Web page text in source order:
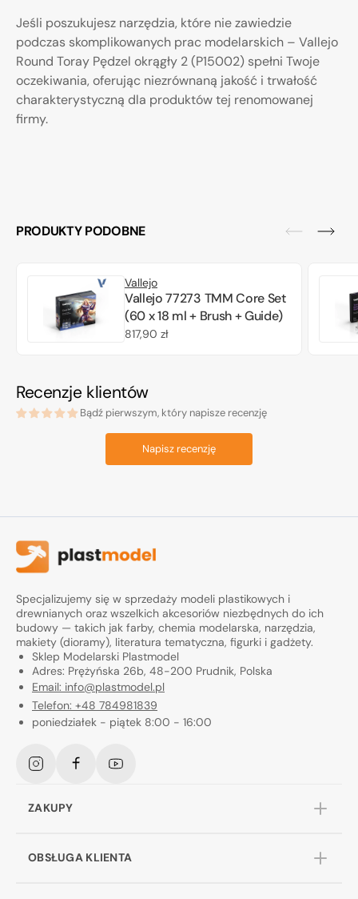
Jeśli poszukujesz narzędzia, które nie zawiedzie
podczas skomplikowanych prac modelarskich – Vallejo
Round Toray Pędzel okrągły 2 (P15002) spełni Twoje
oczekiwania, oferując niezrównaną jakość i trwałość
charakterystyczną dla produktów tej renomowanej
firmy.
PRODUKTY PODOBNE
Vallejo
Vallejo 77273 TMM Core Set
(60 x 18 ml + Brush + Guide)
Cena
817,90 zł
Recenzje klientów
Bądź pierwszym, który napisze recenzję
Napisz recenzję
Specjalizujemy się w sprzedaży modeli plastikowych i
drewnianych oraz wszelkich akcesoriów niezbędnych do ich
budowy — takich jak farby, chemia modelarska, narzędzia,
makiety (dioramy), literatura tematyczna, figurki i gadżety.
Sklep Modelarski Plastmodel
Adres: Prężyńska 26b, 48-200 Prudnik, Polska
Email: info@plastmodel.pl
Telefon: +48 784981839
poniedziałek - piątek 8:00 - 16:00
InstagramFacebookYouTube
ZAKUPY
OBSŁUGA KLIENTA